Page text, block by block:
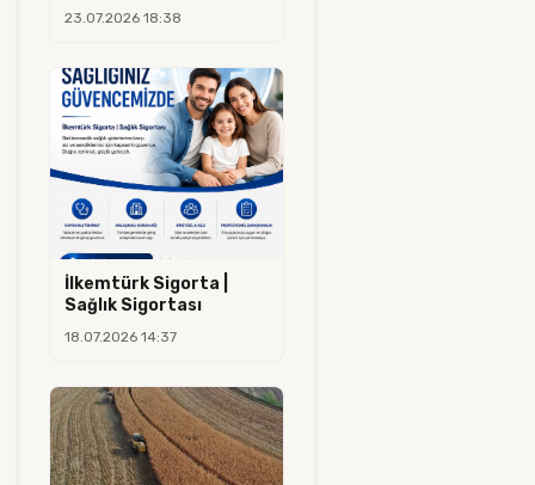
23.07.2026 18:38
İlkemtürk Sigorta |
Sağlık Sigortası
18.07.2026 14:37